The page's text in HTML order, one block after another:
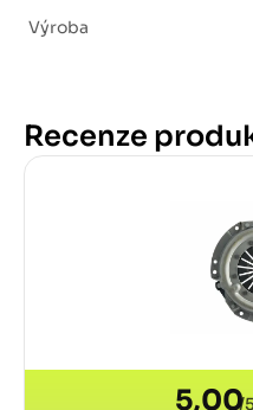
Výroba
Recenze
5,00/